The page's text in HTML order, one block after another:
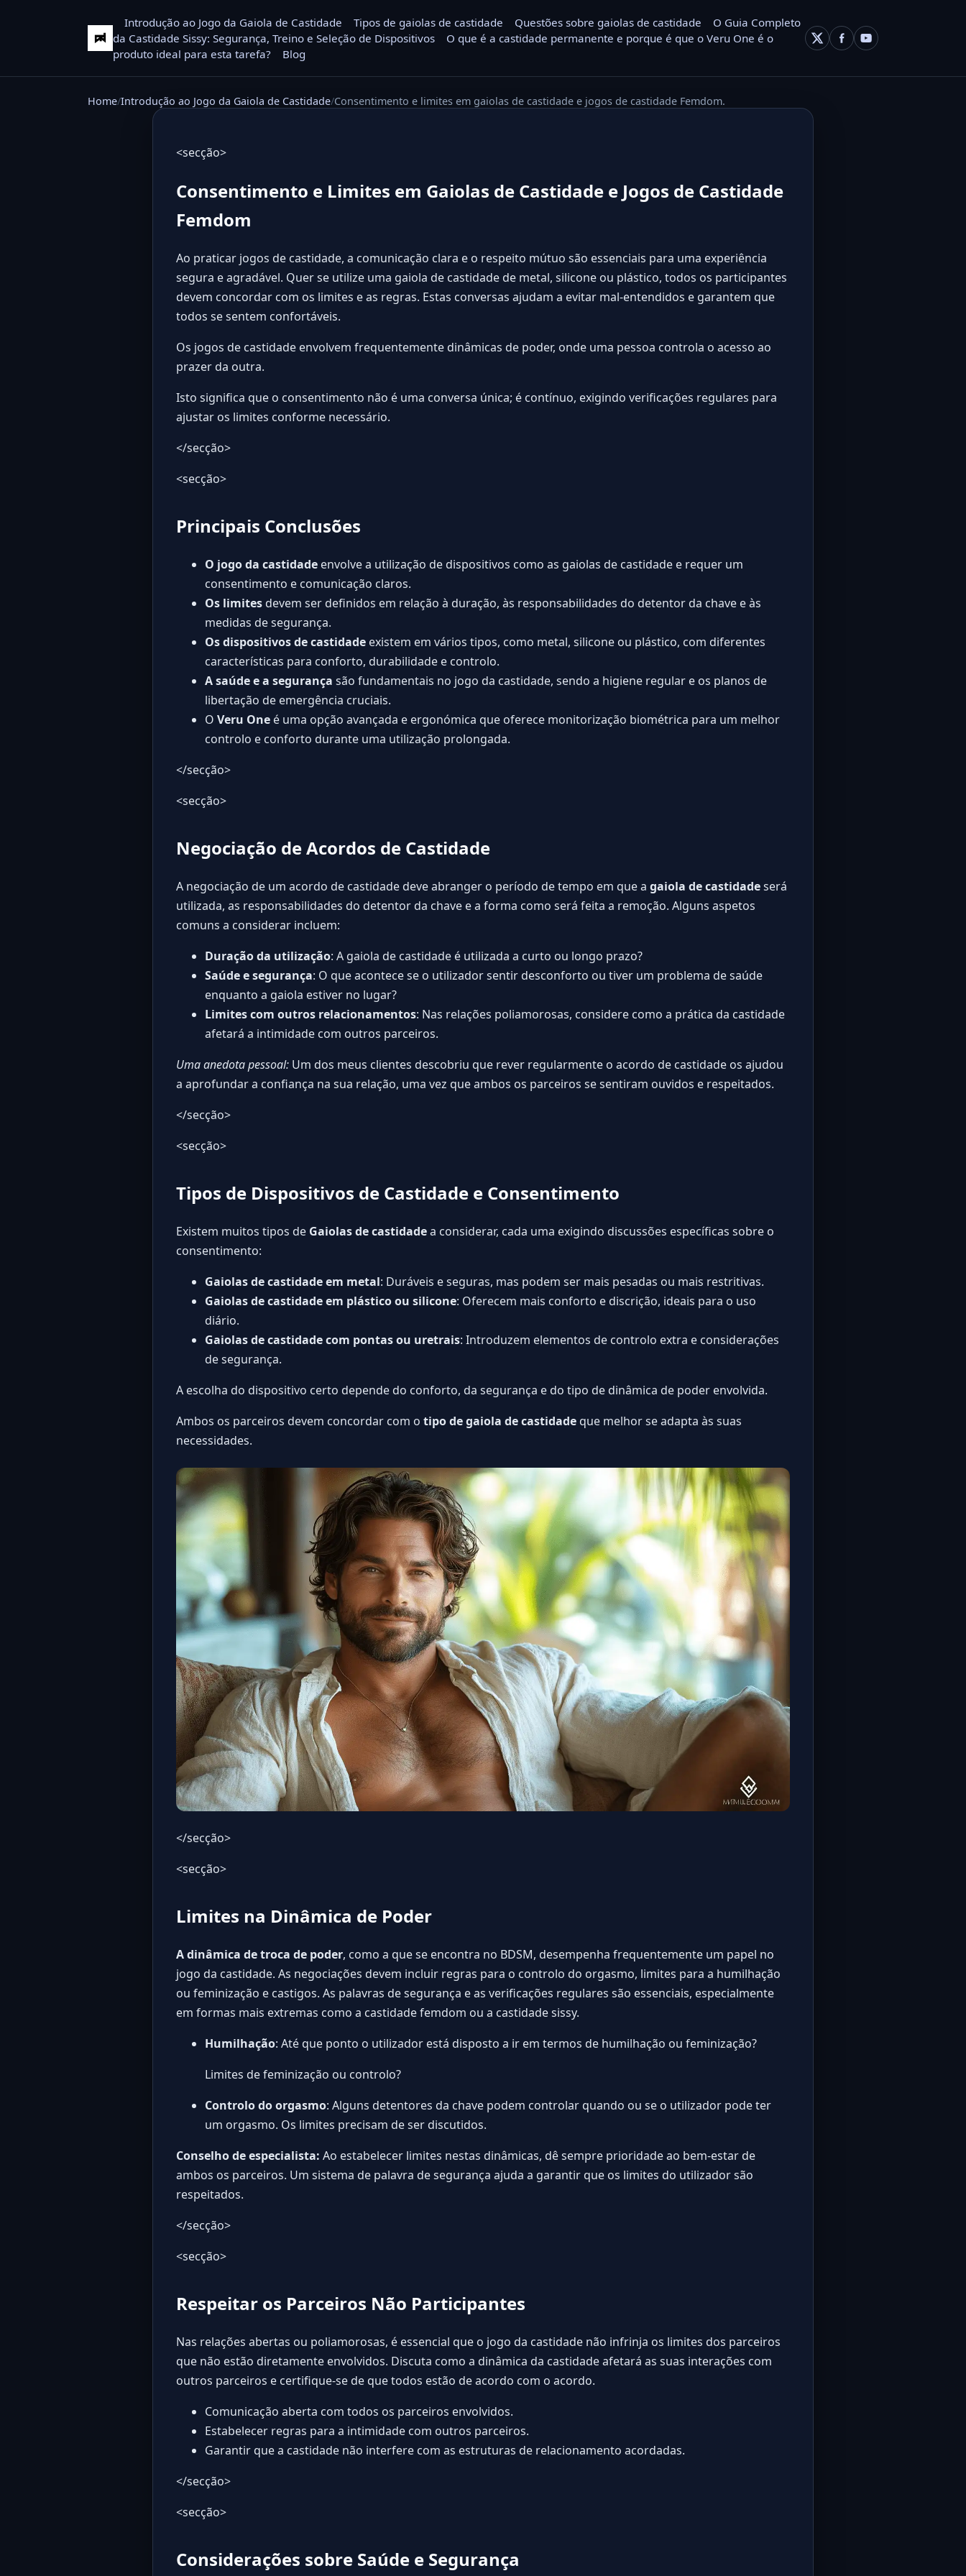
Introdução ao Jogo da Gaiola de Castidade Tipos de gaiolas de castidade Questões sobre gaiolas de castidade
O Guia Completo
da Castidade Sissy: Segurança, Treino e Seleção de Dispositivos
O que é a castidade permanente e porque é que o Veru One é o
produto ideal para esta tarefa?
Blog
Home Introdução ao Jogo da Gaiola de Castidade Consentimento e limites em gaiolas de castidade e jogos de castidade Femdom.
<secção>
Consentimento e Limites em Gaiolas de Castidade e Jogos de Castidade
Femdom
Ao praticar jogos de castidade, a comunicação clara e o respeito mútuo são essenciais para uma experiência
segura e agradável. Quer se utilize uma gaiola de castidade de metal, silicone ou plástico, todos os participantes
devem concordar com os limites e as regras. Estas conversas ajudam a evitar mal-entendidos e garantem que
todos se sentem confortáveis.
Os jogos de castidade envolvem frequentemente dinâmicas de poder, onde uma pessoa controla o acesso ao
prazer da outra.
Isto significa que o consentimento não é uma conversa única; é contínuo, exigindo verificações regulares para
ajustar os limites conforme necessário.
</secção>
<secção>
Principais Conclusões
O jogo da castidade envolve a utilização de dispositivos como as gaiolas de castidade e requer um
consentimento e comunicação claros.
Os limites devem ser definidos em relação à duração, às responsabilidades do detentor da chave e às
medidas de segurança.
Os dispositivos de castidade existem em vários tipos, como metal, silicone ou plástico, com diferentes
características para conforto, durabilidade e controlo.
A saúde e a segurança são fundamentais no jogo da castidade, sendo a higiene regular e os planos de
libertação de emergência cruciais.
O Veru One é uma opção avançada e ergonómica que oferece monitorização biométrica para um melhor
controlo e conforto durante uma utilização prolongada.
</secção>
<secção>
Negociação de Acordos de Castidade
A negociação de um acordo de castidade deve abranger o período de tempo em que a gaiola de castidadeserá
utilizada, as responsabilidades do detentor da chave e a forma como será feita a remoção. Alguns aspetos
comuns a considerar incluem:
Duração da utilização: A gaiola de castidade é utilizada a curto ou longo prazo?
Saúde e segurança: O que acontece se o utilizador sentir desconforto ou tiver um problema de saúde
enquanto a gaiola estiver no lugar?
Limites com outros relacionamentos: Nas relações poliamorosas, considere como a prática da castidade
afetará a intimidade com outros parceiros.
Uma anedota pessoal: Um dos meus clientes descobriu que rever regularmente o acordo de castidade os ajudou
a aprofundar a confiança na sua relação, uma vez que ambos os parceiros se sentiram ouvidos e respeitados.
</secção>
<secção>
Tipos de Dispositivos de Castidade e Consentimento
Existem muitos tipos de Gaiolas de castidadea considerar, cada uma exigindo discussões específicas sobre o
consentimento:
Gaiolas de castidade em metal: Duráveis e seguras, mas podem ser mais pesadas ou mais restritivas.
Gaiolas de castidade em plástico ou silicone: Oferecem mais conforto e discrição, ideais para o uso
diário.
Gaiolas de castidade com pontas ou uretrais: Introduzem elementos de controlo extra e considerações
de segurança.
A escolha do dispositivo certo depende do conforto, da segurança e do tipo de dinâmica de poder envolvida.
Ambos os parceiros devem concordar com o tipo de gaiola de castidade que melhor se adapta às suas
necessidades.
</secção>
<secção>
Limites na Dinâmica de Poder
A dinâmica de troca de poder, como a que se encontra no BDSM, desempenha frequentemente um papel no
jogo da castidade. As negociações devem incluir regras para o controlo do orgasmo, limites para a humilhação
ou feminização e castigos. As palavras de segurança e as verificações regulares são essenciais, especialmente
em formas mais extremas como a castidade femdom ou a castidade sissy.
Humilhação: Até que ponto o utilizador está disposto a ir em termos de humilhação ou feminização?
Limites de feminização ou controlo?
Controlo do orgasmo: Alguns detentores da chave podem controlar quando ou se o utilizador pode ter
um orgasmo. Os limites precisam de ser discutidos.
Conselho de especialista: Ao estabelecer limites nestas dinâmicas, dê sempre prioridade ao bem-estar de
ambos os parceiros. Um sistema de palavra de segurança ajuda a garantir que os limites do utilizador são
respeitados.
</secção>
<secção>
Respeitar os Parceiros Não Participantes
Nas relações abertas ou poliamorosas, é essencial que o jogo da castidade não infrinja os limites dos parceiros
que não estão diretamente envolvidos. Discuta como a dinâmica da castidade afetará as suas interações com
outros parceiros e certifique-se de que todos estão de acordo com o acordo.
Comunicação aberta com todos os parceiros envolvidos.
Estabelecer regras para a intimidade com outros parceiros.
Garantir que a castidade não interfere com as estruturas de relacionamento acordadas.
</secção>
<secção>
Considerações sobre Saúde e Segurança